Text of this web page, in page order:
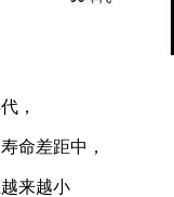
，
命差距中，
来越小